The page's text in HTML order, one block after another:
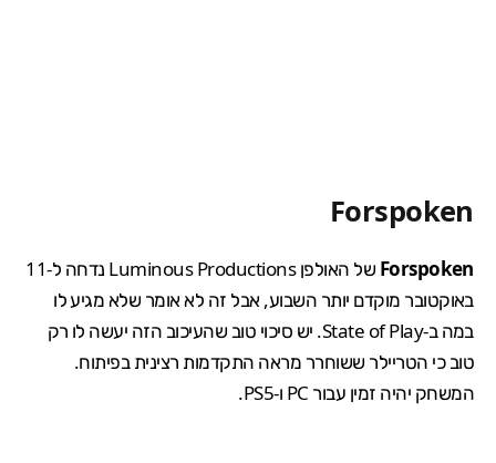
Forspoken
Forspoken
של האולפן Luminous Productions נדחה ל-11
באוקטובר מוקדם יותר השבוע, אבל זה לא אומר שלא מגיע לו
במה ב-State of Play. יש סיכוי טוב שהעיכוב הזה יעשה לו רק
טוב כי הטריילר ששוחרר מראה התקדמות רצינית בפיתוח.
המשחק יהיה זמין עבור PC ו-PS5.